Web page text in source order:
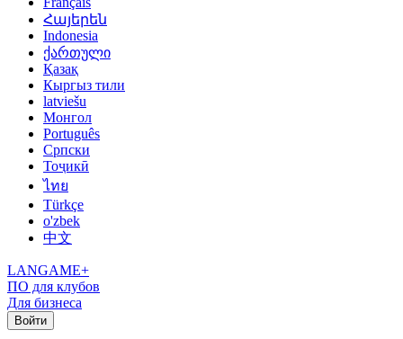
Հայերեն
Indonesia
ქართული
Қазақ
Кыргыз тили
latviešu
Монгол
Português
Српски
Тоҷикӣ
ไทย
Türkçe
o'zbek
中文
LANGAME+
ПО для клубов
Для бизнеса
Войти